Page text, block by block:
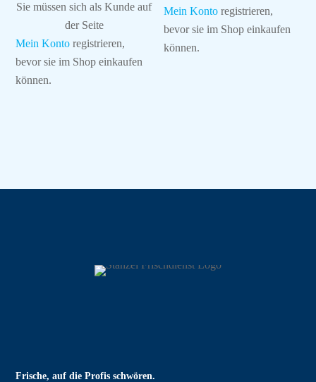
Sie müssen sich als Kunde auf
der Seite
Mein Konto registrieren,
bevor sie im Shop einkaufen
können.
Mein Konto registrieren,
bevor sie im Shop einkaufen
können.
Frische, auf die Profis schwören.